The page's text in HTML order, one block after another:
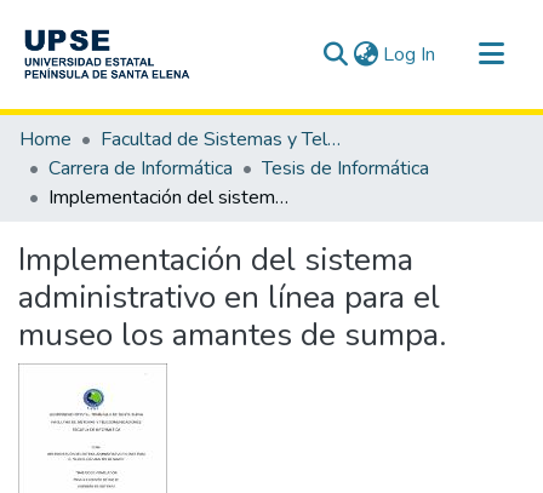
Log In (current)
Communities & Collections
All of DSpace
Statistics
Home
Facultad de Sistemas y Telecomunicaciones
Carrera de Informática
Tesis de Informática
Implementación del sistema administrativo en línea para el museo los amantes de sumpa.
Implementación del sistema
administrativo en línea para el
museo los amantes de sumpa.